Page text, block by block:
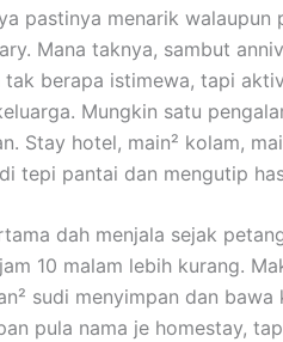
pastinya menarik
Mana taknya, sambut
tak berapa istimewa, tapi
Mungkin satu
Stay hotel, main² kolam,
tepi pantai dan mengutip
dah menjala sejak
10 malam lebih kurang.
sudi menyimpan dan
pula nama je homestay,